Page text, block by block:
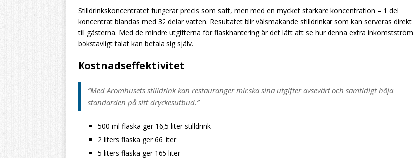
Stilldrinkskoncentratet fungerar precis som saft, men med en mycket starkare koncentration – 1 del
koncentrat blandas med 32 delar vatten. Resultatet blir välsmakande stilldrinkar som kan serveras direkt
till gästerna. Med de mindre utgifterna för flaskhantering är det lätt att se hur denna extra inkomstström
bokstavligt talat kan betala sig själv.
Kostnadseffektivitet
“Med Aromhusets stilldrink kan restauranger minska sina utgifter avsevärt och samtidigt höja
standarden på sitt dryckesutbud.”
500 ml flaska ger 16,5 liter stilldrink
2 liters flaska ger 66 liter
5 liters flaska ger 165 liter